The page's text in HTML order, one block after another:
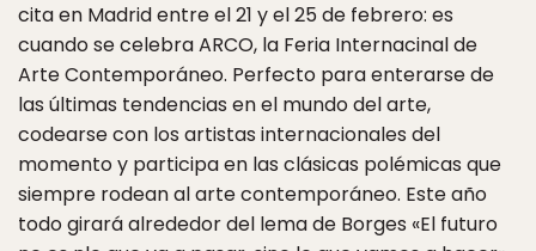
cita en Madrid entre el 21 y el 25 de febrero: es
cuando se celebra ARCO, la Feria Internacinal de
Arte Contemporáneo. Perfecto para enterarse de
las últimas tendencias en el mundo del arte,
codearse con los artistas internacionales del
momento y participa en las clásicas polémicas que
siempre rodean al arte contemporáneo. Este año
todo girará alrededor del lema de Borges «El futuro